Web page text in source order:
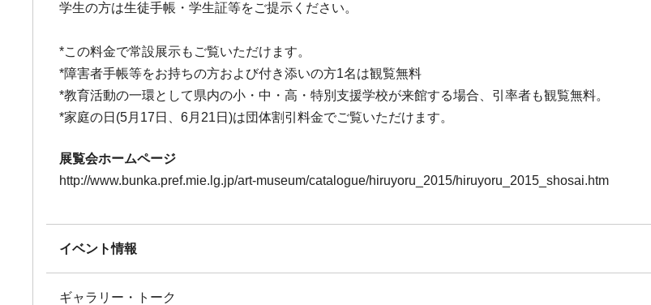
学生の方は生徒手帳・学生証等をご提示ください。
*この料金で常設展示もご覧いただけます。
*障害者手帳等をお持ちの方および付き添いの方1名は観覧無料
*教育活動の一環として県内の小・中・高・特別支援学校が来館する場合、引率者も観覧無料。
*家庭の日(5月17日、6月21日)は団体割引料金でご覧いただけます。
展覧会ホームページ
http://www.bunka.pref.mie.lg.jp/art-museum/catalogue/hiruyoru_2015/hiruyoru_2015_shosai.htm
イベント情報
ギャラリー・トーク